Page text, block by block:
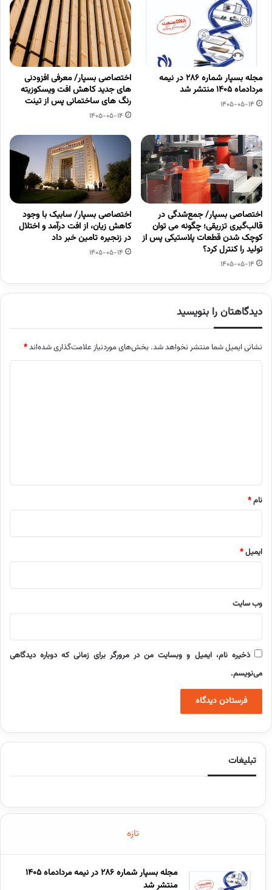
مجله بسپار شماره 286 در نیمه
مردادماه 1405 منتشر شد
1405-05-14
اختصاصی بسپار/ معرفی افزودنی
های جدید کاهش افت ویسکوزیته
رنگ های ساختمانی پس از تینت
1405-05-14
اختصاصی بسپار/ جمع‌شدگی در
قالب‌گیری تزریقی؛ چگونه می توان
کوچک شدن قطعات پلاستیکی پس از
تولید را کنترل کرد؟
1405-05-14
اختصاصی بسپار/ سابیک با وجود
کاهش زیان، از افت درآمد و اختلال
در زنجیره تامین خبر داد
1405-05-14
دیدگاهتان را بنویسید
نشانی ایمیل شما منتشر نخواهد شد. بخش‌های موردنیاز علامت‌گذاری شده‌اند*
نام*
ایمیل*
وب‌ سایت
ذخیره نام، ایمیل و وبسایت من در مرورگر برای زمانی که دوباره دیدگاهی
می‌نویسم.
تبلیغات
تازه
مجله بسپار شماره 286 در نیمه مردادماه 1405
منتشر شد